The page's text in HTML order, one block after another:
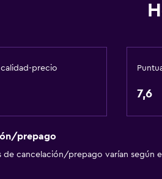
calidad-precio
7,6
prepago
de cancelación/prepago varían según